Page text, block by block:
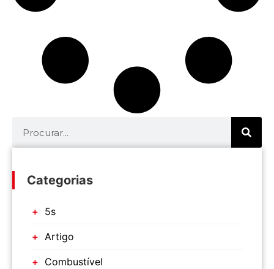
Categorias
5s
Artigo
Combustível